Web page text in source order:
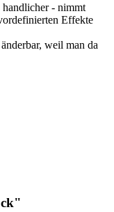
- nimmt
Effekte
weil man da